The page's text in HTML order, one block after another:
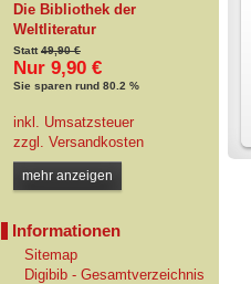
Die Bibliothek der
Weltliteratur
Statt49,90 €
Nur 9,90 €
Sie sparen rund 80.2 %
inkl. Umsatzsteuer
zzgl. Versandkosten
mehr anzeigen
Informationen
Sitemap
Digibib - Gesamtverzeichnis